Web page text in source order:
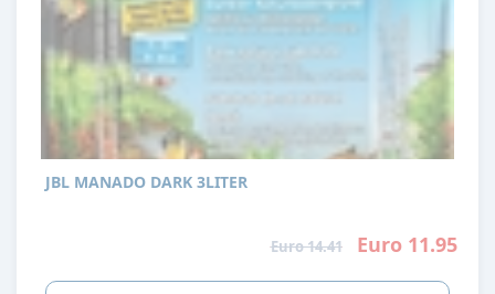
JBL MANADO DARK 3LITER
Euro 14.41 Euro 11.95